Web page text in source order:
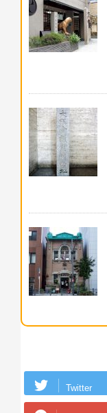
Twitter